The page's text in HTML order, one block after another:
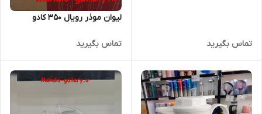
تماس بگیرید
لیوان موذر رویال 350 کادو
تماس بگیرید